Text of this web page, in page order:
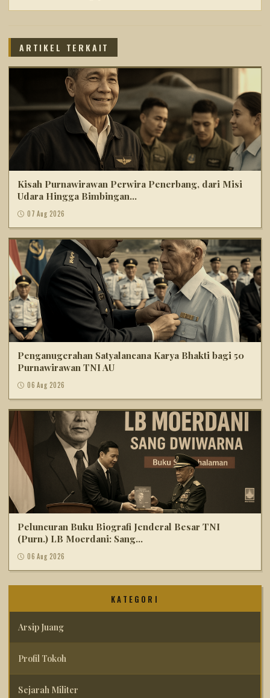
ARTIKEL TERKAIT
Kisah Purnawirawan Perwira Penerbang, dari Misi
Udara Hingga Bimbingan...
07 Aug 2026
Penganugerahan Satyalancana Karya Bhakti bagi 50
Purnawirawan TNI AU
06 Aug 2026
Peluncuran Buku Biografi Jenderal Besar TNI
(Purn.) LB Moerdani: Sang...
06 Aug 2026
KATEGORI
Arsip Juang
Profil Tokoh
Sejarah Militer